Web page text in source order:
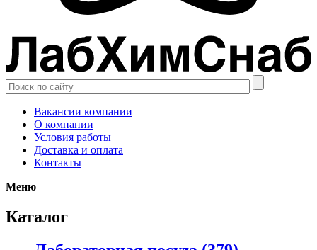
Вакансии компании
О компании
Условия работы
Доставка и оплата
Контакты
Меню
Каталог